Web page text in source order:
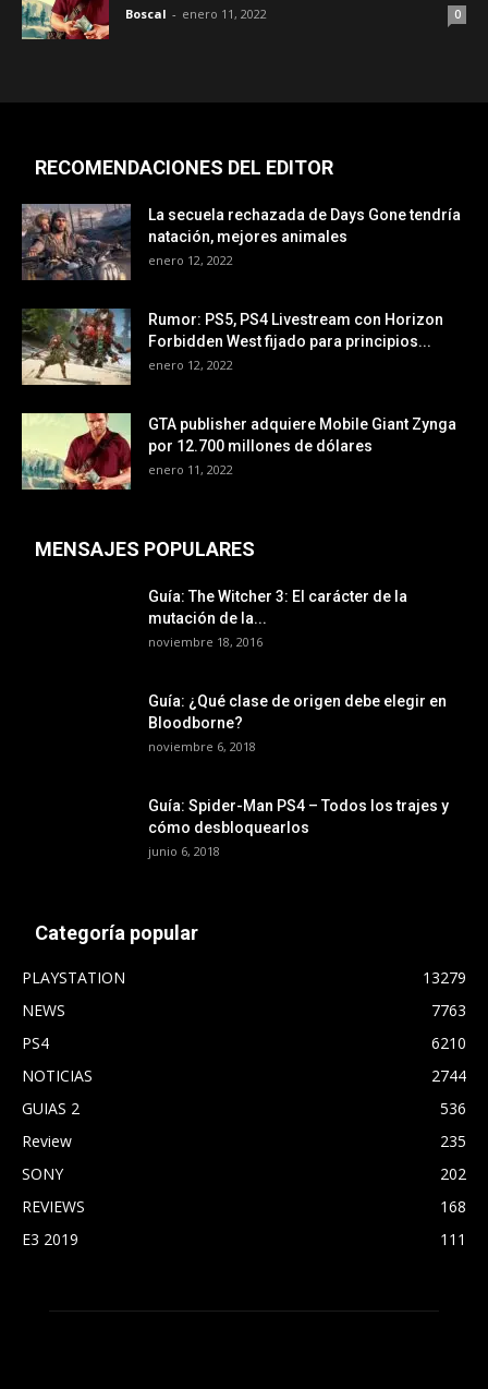
Boscal - enero 11, 2022 0
RECOMENDACIONES DEL EDITOR
La secuela rechazada de Days Gone tendría
natación, mejores animales
enero 12, 2022
Rumor: PS5, PS4 Livestream con Horizon
Forbidden West fijado para principios...
enero 12, 2022
GTA publisher adquiere Mobile Giant Zynga
por 12.700 millones de dólares
enero 11, 2022
MENSAJES POPULARES
Guía: The Witcher 3: El carácter de la
mutación de la...
noviembre 18, 2016
Guía: ¿Qué clase de origen debe elegir en
Bloodborne?
noviembre 6, 2018
Guía: Spider-Man PS4 – Todos los trajes y
cómo desbloquearlos
junio 6, 2018
Categoría popular
PLAYSTATION
13279
NEWS
7763
PS4
6210
NOTICIAS
2744
GUIAS 2
536
Review
235
SONY
202
REVIEWS
168
E3 2019
111